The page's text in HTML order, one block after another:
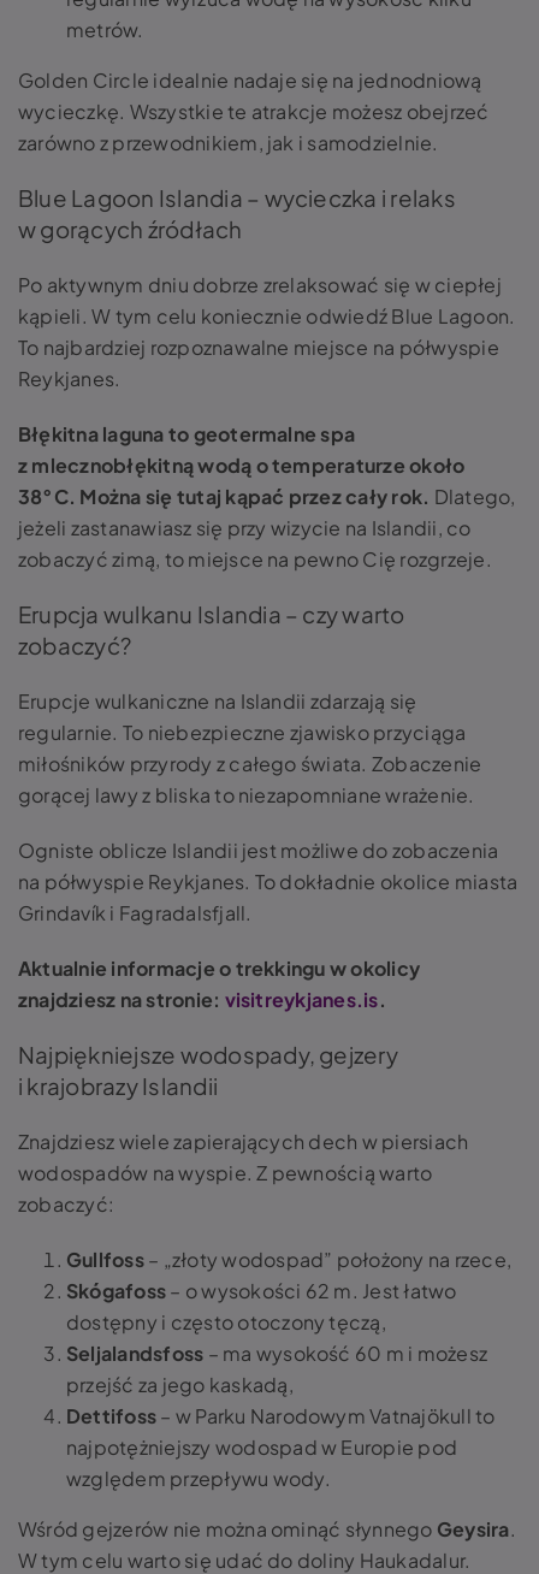
metrów.
Golden Circle idealnie nadaje się na jednodniową
wycieczkę. Wszystkie te atrakcje możesz obejrzeć
zarówno z przewodnikiem, jak i samodzielnie.
Blue Lagoon Islandia – wycieczka i relaks
w gorących źródłach
Po aktywnym dniu dobrze zrelaksować się w ciepłej
kąpieli. W tym celu koniecznie odwiedź Blue Lagoon.
To najbardziej rozpoznawalne miejsce na półwyspie
Reykjanes.
Błękitna laguna to geotermalne spa
z mlecznobłękitną wodą o temperaturze około
38°C. Można się tutaj kąpać przez cały rok. Dlatego,
jeżeli zastanawiasz się przy wizycie na Islandii, co
zobaczyć zimą, to miejsce na pewno Cię rozgrzeje.
Erupcja wulkanu Islandia – czy warto
zobaczyć?
Erupcje wulkaniczne na Islandii zdarzają się
regularnie. To niebezpieczne zjawisko przyciąga
miłośników przyrody z całego świata. Zobaczenie
gorącej lawy z bliska to niezapomniane wrażenie.
Ogniste oblicze Islandii jest możliwe do zobaczenia
na półwyspie Reykjanes. To dokładnie okolice miasta
Grindavík i Fagradalsfjall.
Aktualnie informacje o trekkingu w okolicy
znajdziesz na stronie: visitreykjanes.is.
Najpiękniejsze wodospady, gejzery
i krajobrazy Islandii
Znajdziesz wiele zapierających dech w piersiach
wodospadów na wyspie. Z pewnością warto
zobaczyć:
Gullfoss– „złoty wodospad” położony na rzece,
Skógafoss– o wysokości 62 m. Jest łatwo
dostępny i często otoczony tęczą,
Seljalandsfoss – ma wysokość 60 m i możesz
przejść za jego kaskadą,
Dettifoss– w Parku Narodowym Vatnajökull to
najpotężniejszy wodospad w Europie pod
względem przepływu wody.
Wśród gejzerów nie można ominąć słynnego Geysira.
W tym celu warto się udać do doliny Haukadalur.